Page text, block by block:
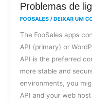
Problemas de
FOOSALES / DEIXAR UM
The FooSales apps
API (primary) or
API is the preferred
more stable and
environments, you
API and your web
Problemas
de